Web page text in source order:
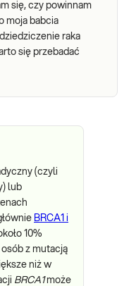
się, czy powinnam
moja babcia
raka
się przebadać
(czyli
lub
BRCA1 i
10%
z mutacją
niż w
BRCA1może